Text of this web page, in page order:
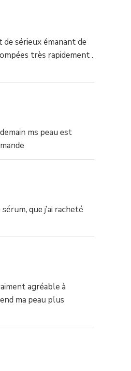
sérieux émanant de
très rapidement .
ms peau est
que j’ai racheté
agréable à
ma peau plus